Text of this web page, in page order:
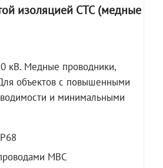
изоляцией СТС (медные
кВ. Медные проводники,
объектов с повышенными
и минимальными
МВС